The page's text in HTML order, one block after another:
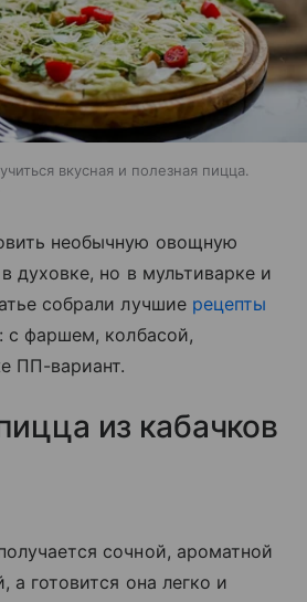
вкусная и полезная пицца.
необычную овощную
духовке, но в мультиварке и
собрали лучшие рецепты
с фаршем, колбасой,
ПП-вариант.
из кабачков
сочной, ароматной
а готовится она легко и